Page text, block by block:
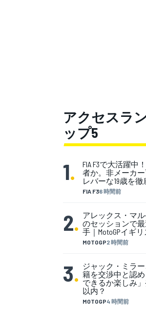
アクセスラ
ップ5
1.
FIA F36 時間前
FIA F3で大活躍
者か。非メーカ
レバーな19歳を徹
2.
MOTOGP2 時間前
アレックス・マ
のセッションで
手｜MotoGPイギリ
3.
MOTOGP4 時間前
ジャック・ミラー
籍を交渉中と認
できるか楽しみ
以内？